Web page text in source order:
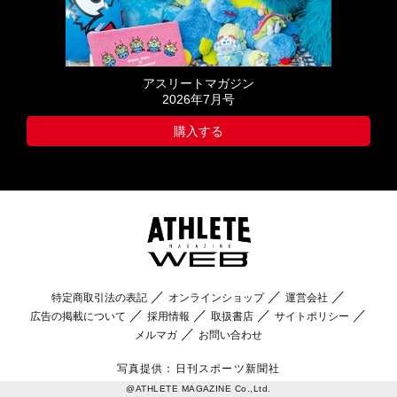
アスリートマガジン
2026年7月号
購入する
特定商取引法の表記 オンラインショップ
運営会社
広告の掲載について
採用情報 取扱書店
サイトポリシー
メルマガ
お問い合わせ
写真提供：日刊スポーツ新聞社
@ATHLETE MAGAZINE Co.,Ltd.